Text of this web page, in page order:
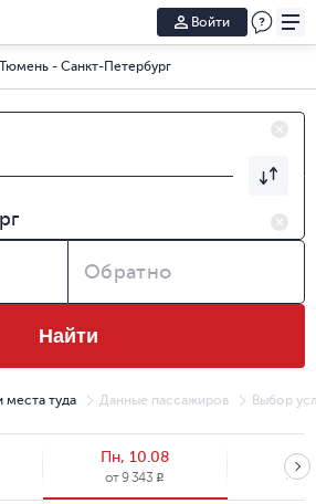
Войти
- Санкт-Петербург
Обратно
Найти
места туда Данные пассажиров Выбор
Пн, 10.08
от9 343 R
Вт,
от